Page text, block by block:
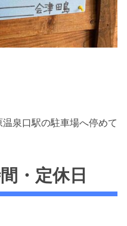
泉口駅の駐車場へ停めて
・定休日